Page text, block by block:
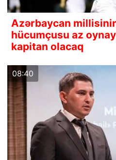
Azərbaycan
hücumçusu az
kapitan olacaq
08:40